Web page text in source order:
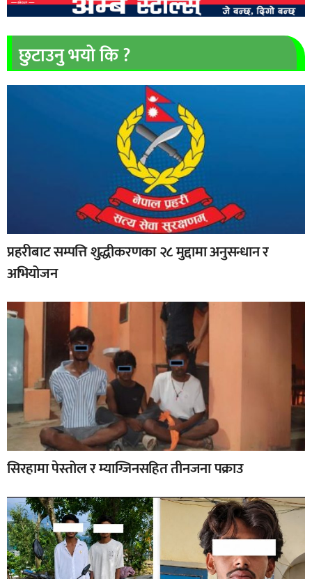
छुटाउनु भयो कि ?
प्रहरीबाट सम्पत्ति शुद्धीकरणका २८ मुद्दामा अनुसन्धान र
अभियोजन
सिरहामा पेस्तोल र म्याग्जिनसहित तीनजना पक्राउ